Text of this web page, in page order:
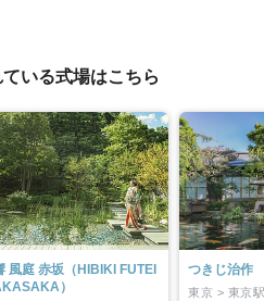
いる式場はこちら
風庭 赤坂（HIBIKI FUTEI
）
つきじ治作